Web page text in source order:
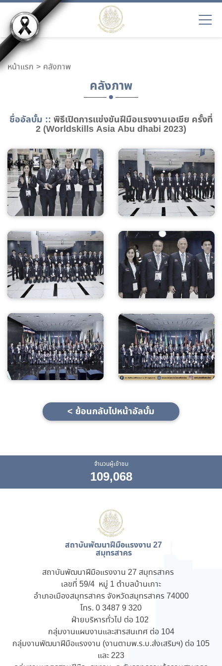
หน้าแรก คลังภาพ
คลังภาพ
ชื่ออัลบั้ม :: พิธีเปิดการแข่งขันฝีมือแรงงานเอเชีย ครั้งที่
2 (Worldskills Asia Abu dhabi 2023)
< ย้อนกลับไปหน้าอัลบั้ม
จำนวนผู้เข้าชม
109,068
สถาบันพัฒนาฝีมือแรงงาน 27
สมุทรสาคร
สถาบันพัฒนาฝีมือแรงงาน 27 สมุทรสาคร
เลขที่ 59/4 หมู่ 1 ตำบลบ้านเกาะ
อำเภอเมืองสมุทรสาคร จังหวัดสมุทรสาคร 74000
โทร. 0 3487 9 320
ฝ่ายบริหารทั่วไป ต่อ 102
กลุ่มงานแผนงานและสารสนเทศ ต่อ 104
กลุ่มงานพัฒนาฝีมือแรงงาน (งานตามพ.ร.บ.ส่งเสริมฯ) ต่อ 105
และ 223